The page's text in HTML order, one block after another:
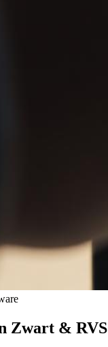
Zwart & RVS